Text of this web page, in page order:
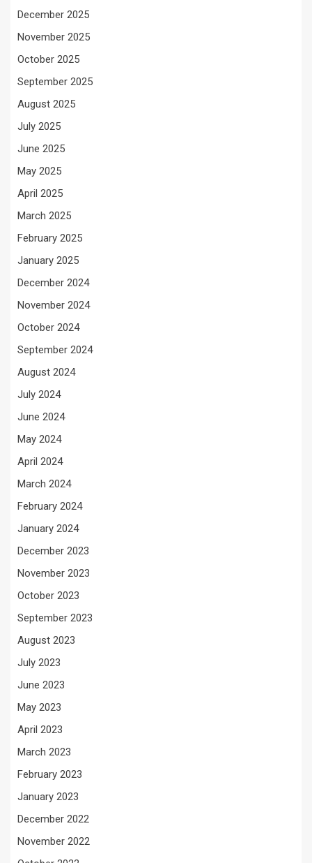
December 2025
November 2025
October 2025
September 2025
August 2025
July 2025
June 2025
May 2025
April 2025
March 2025
February 2025
January 2025
December 2024
November 2024
October 2024
September 2024
August 2024
July 2024
June 2024
May 2024
April 2024
March 2024
February 2024
January 2024
December 2023
November 2023
October 2023
September 2023
August 2023
July 2023
June 2023
May 2023
April 2023
March 2023
February 2023
January 2023
December 2022
November 2022